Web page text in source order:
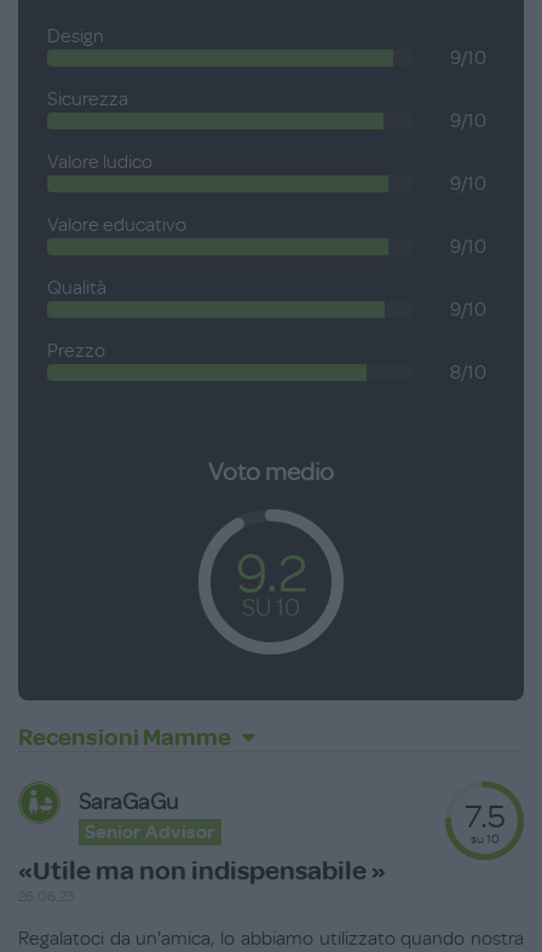
Design
9/10
Sicurezza
9/10
Valore ludico
9/10
Valore educativo
9/10
Qualità
9/10
Prezzo
8/10
Voto medio
9.2
SU 10
Recensioni Mamme
SaraGaGu
Senior Advisor
«Utile ma non indispensabile »
7.5
su 10
Regalatoci da un'amica, lo abbiamo utilizzato quando nostra